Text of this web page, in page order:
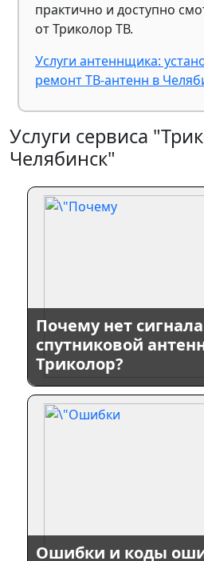
практично и доступно
от Триколор ТВ.
Услуги антеннщика:
ремонт ТВ-антенн в
Услуги сервиса
Челябинск"
Почему нет
спутниковой
Триколор?
Ошибки и коды